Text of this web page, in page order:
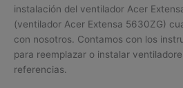
instalación del ventilador Acer
(ventilador Acer Extensa 5630ZG)
con nosotros. Contamos con los
para reemplazar o instalar
referencias.